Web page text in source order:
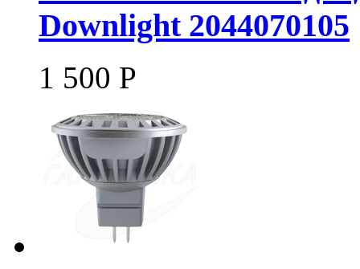
Downlight 2044070105
1 500 Р